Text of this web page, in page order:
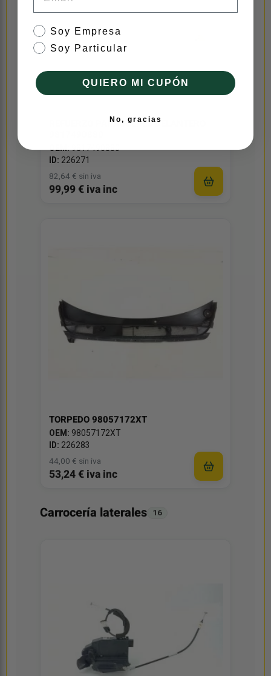
REFUERZO PARAGOLPES DELANTERO
OEM:9817490880
ID: 226271
82,64 € sin iva
99,99 € iva inc
TORPEDO 98057172XT
OEM: 98057172XT
ID: 226283
44,00 € sin iva
53,24 € iva inc
Carrocería laterales 16
tipo de cliente
Soy Empresa
Soy Particular
QUIERO MI CUPÓN
No, gracias